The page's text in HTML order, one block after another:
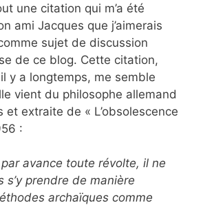
une citation qui m’a été
ami Jacques que j’aimerais
sujet de discussion
de ce blog. Cette citation,
y a longtemps, me semble
vient du philosophe allemand
et extraite de « L’obsolescence
:
avance toute révolte, il ne
s’y prendre de manière
archaïques comme